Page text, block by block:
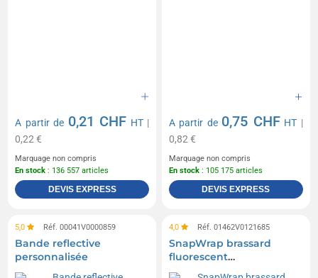
A partir de 0,21 CHF HT|
0,22 €
Marquage non compris
En stock : 136 557 articles
DEVIS EXPRESS
A partir de 0,75 CHF HT |
0,82 €
Marquage non compris
En stock : 105 175 articles
DEVIS EXPRESS
5,0 Réf. 00041V0000859
Bande reflective
personnalisée
4,0 Réf. 01462V0121685
SnapWrap brassard
fluorescent
personnalisable